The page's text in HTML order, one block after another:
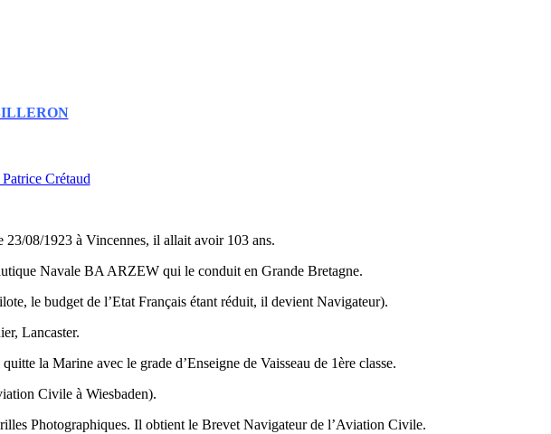
Crétaud
08/1923 à Vincennes, il allait avoir 103 ans.
Navale BA ARZEW qui le conduit en Grande Bretagne.
le budget de l’Etat Français étant réduit, il devient Navigateur).
Lancaster.
la Marine avec le grade d’Enseigne de Vaisseau de 1ère classe.
Civile à Wiesbaden).
Photographiques. Il obtient le Brevet Navigateur de l’Aviation Civile.